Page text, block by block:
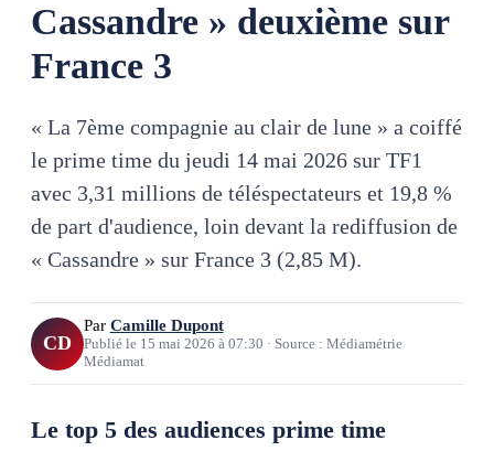
Cassandre » deuxième sur
France 3
« La 7ème compagnie au clair de lune » a coiffé
le prime time du jeudi 14 mai 2026 sur TF1
avec 3,31 millions de téléspectateurs et 19,8 %
de part d'audience, loin devant la rediffusion de
« Cassandre » sur France 3 (2,85 M).
CD
Par Camille Dupont
Publié le 15 mai 2026 à 07:30 · Source : Médiamétrie
Médiamat
Le top 5 des audiences prime time